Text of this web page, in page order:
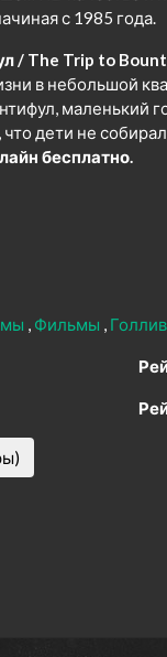
с 1985 года.
/ The Trip to
в небольшой
маленький
дети не
бесплатно.
Фильмы